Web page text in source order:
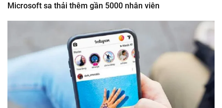
Microsoft sa thải thêm gần 5000 nhân viên